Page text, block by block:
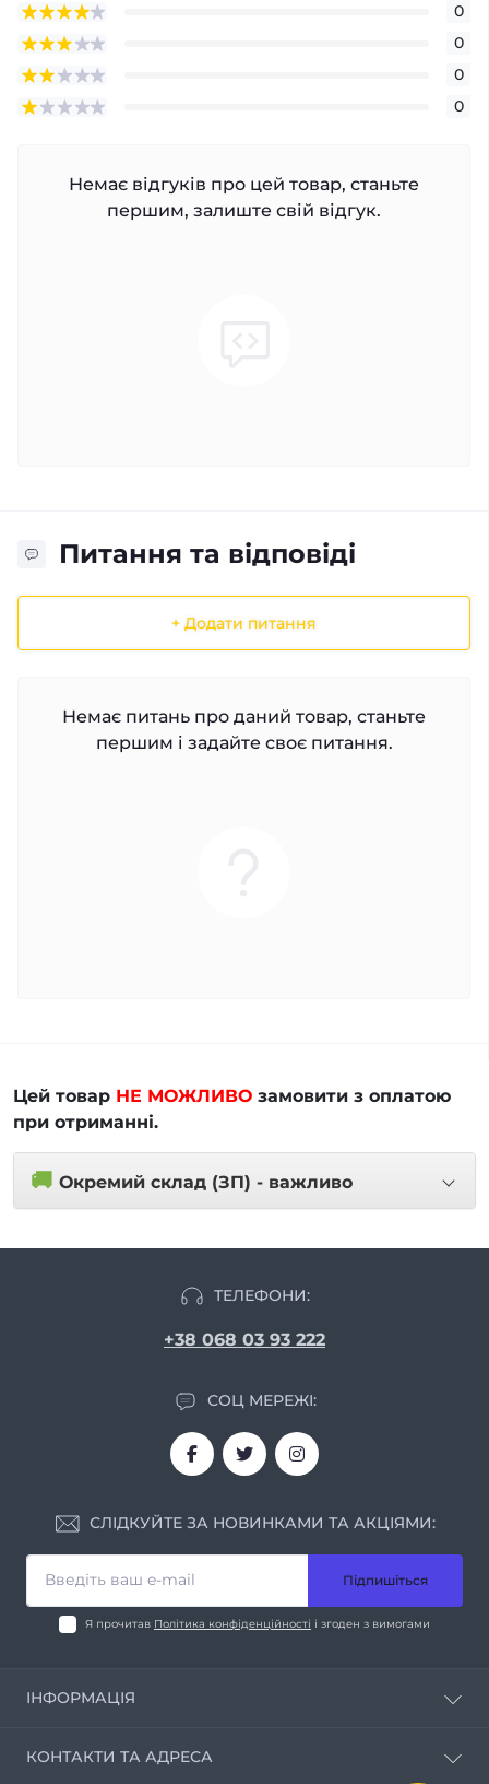
0
0
0
0
Немає відгуків про цей товар, станьте
першим, залиште свій відгук.
Питання та відповіді
+ Додати питання
Немає питань про даний товар, станьте
першим і задайте своє питання.
Цей товар НЕ МОЖЛИВО замовити з оплатою
при отриманні.
🚚 Окремий склад (ЗП) - важливо
ТЕЛЕФОНИ:
+38 068 03 93 222
СОЦ МЕРЕЖІ:
СЛІДКУЙТЕ ЗА НОВИНКАМИ ТА АКЦІЯМИ:
Підпишіться
Я прочитав Політика конфіденційності і згоден з вимогами
ІНФОРМАЦІЯ
Умови співпраці
КОНТАКТИ ТА АДРЕСА